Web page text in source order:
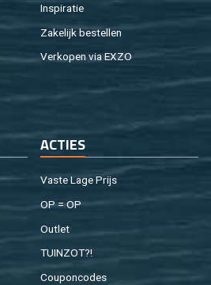
In­spi­ra­tie
Za­ke­lijk be­stel­len
Ver­ko­pen via EXZO
AC­TIES
Vaste Lage Prijs
OP = OP
Out­let
TUIN­ZOT?!
Cou­pon­co­des